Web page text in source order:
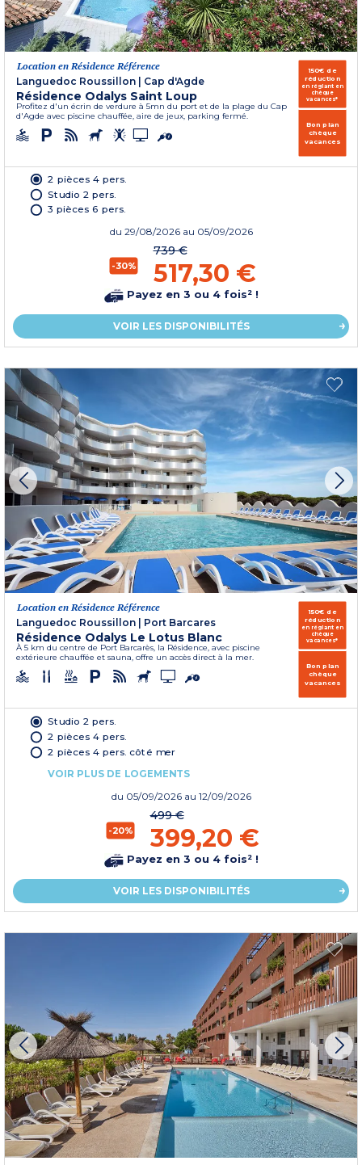
Location en Résidence Référence
Languedoc Roussillon
Cap d'Agde
Résidence Odalys Saint Loup
Profitez d'un écrin de verdure à 5mn du port et de la plage du Cap
d'Agde avec piscine chauffée, aire de jeux, parking fermé.
150€ de
réduction
en réglant en
chèque
vacances*
Bon plan
chèque
vacances
2 pièces 4 pers.
Studio 2 pers.
3 pièces 6 pers.
du 29/08/2026 au 05/09/2026
-30%
739 €
517,30 €
Payez en 3 ou 4 fois² !
VOIR LES DISPONIBILITÉS
Location en Résidence Référence
Languedoc Roussillon
Port Barcares
Résidence Odalys Le Lotus Blanc
À 5 km du centre de Port Barcarès, la Résidence, avec piscine
extérieure chauffée et sauna, offre un accès direct à la mer.
150€ de
réduction
en réglant en
chèque
vacances*
Bon plan
chèque
vacances
Studio 2 pers.
2 pièces 4 pers.
2 pièces 4 pers. côté mer
VOIR PLUS DE LOGEMENTS
du 05/09/2026 au 12/09/2026
-20%
499 €
399,20 €
Payez en 3 ou 4 fois² !
VOIR LES DISPONIBILITÉS